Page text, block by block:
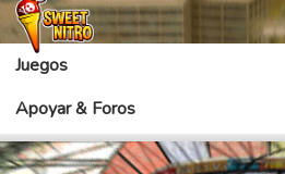
Juegos
Apoyar & Foros